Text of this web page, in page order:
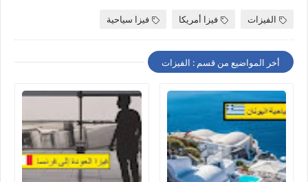
الفيزات فيزا أمريكا فيزا سياحية
أخر المواضيع من قسم : الفيزات